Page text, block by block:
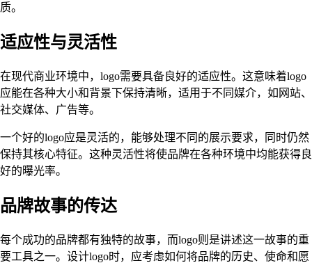
质。
适应性与灵活性
在现代商业环境中，logo需要具备良好的适应性。这意味着logo
应能在各种大小和背景下保持清晰，适用于不同媒介，如网站、
社交媒体、广告等。
一个好的logo应是灵活的，能够处理不同的展示要求，同时仍然
保持其核心特征。这种灵活性将使品牌在各种环境中均能获得良
好的曝光率。
品牌故事的传达
每个成功的品牌都有独特的故事，而logo则是讲述这一故事的重
要工具之一。设计logo时，应考虑如何将品牌的历史、使命和愿